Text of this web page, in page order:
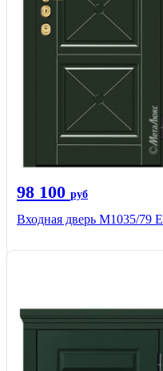
98 100 руб
Входная дверь М1035/79 Е